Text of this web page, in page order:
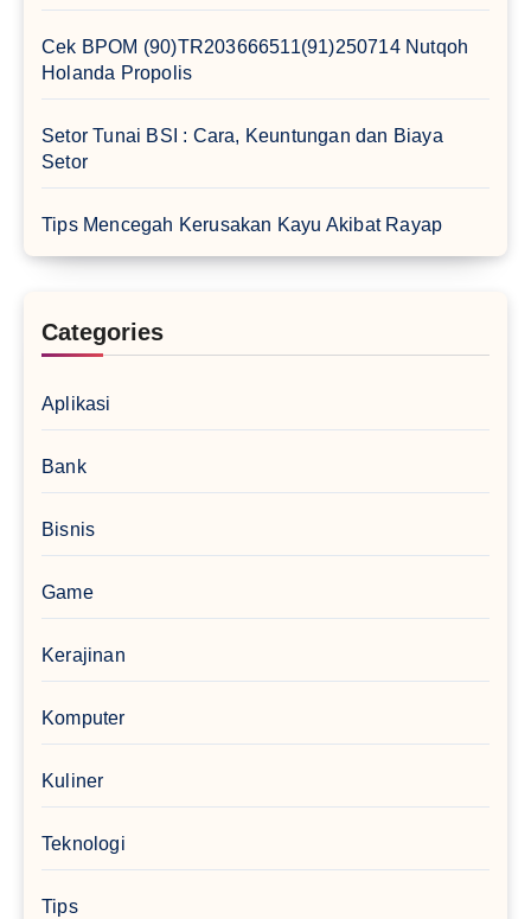
Cek BPOM (90)TR203666511(91)250714 Nutqoh
Holanda Propolis
Setor Tunai BSI : Cara, Keuntungan dan Biaya
Setor
Tips Mencegah Kerusakan Kayu Akibat Rayap
Categories
Aplikasi
Bank
Bisnis
Game
Kerajinan
Komputer
Kuliner
Teknologi
Tips